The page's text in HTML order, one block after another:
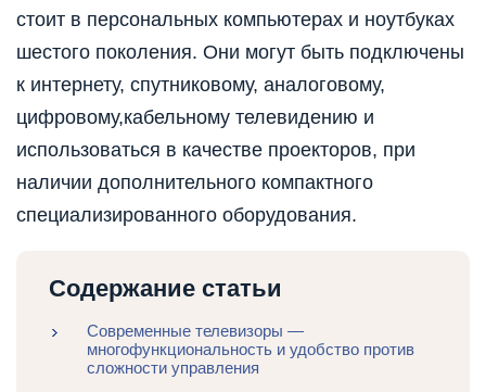
стоит в персональных компьютерах и ноутбуках
шестого поколения. Они могут быть подключены
к интернету, спутниковому, аналоговому,
цифровому,кабельному телевидению и
использоваться в качестве проекторов, при
наличии дополнительного компактного
специализированного оборудования.
Содержание статьи
Современные телевизоры —
многофункциональность и удобство против
сложности управления